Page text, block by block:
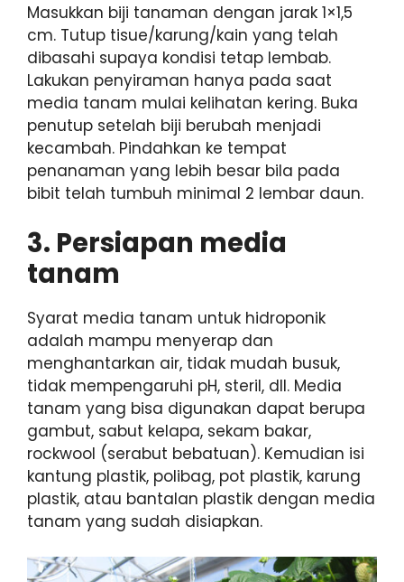
Masukkan biji tanaman dengan jarak 1×1,5
cm. Tutup tisue/karung/kain yang telah
dibasahi supaya kondisi tetap lembab.
Lakukan penyiraman hanya pada saat
media tanam mulai kelihatan kering. Buka
penutup setelah biji berubah menjadi
kecambah. Pindahkan ke tempat
penanaman yang lebih besar bila pada
bibit telah tumbuh minimal 2 lembar daun.
3. Persiapan media
tanam
Syarat media tanam untuk hidroponik
adalah mampu menyerap dan
menghantarkan air, tidak mudah busuk,
tidak mempengaruhi pH, steril, dll. Media
tanam yang bisa digunakan dapat berupa
gambut, sabut kelapa, sekam bakar,
rockwool (serabut bebatuan). Kemudian isi
kantung plastik, polibag, pot plastik, karung
plastik, atau bantalan plastik dengan media
tanam yang sudah disiapkan.